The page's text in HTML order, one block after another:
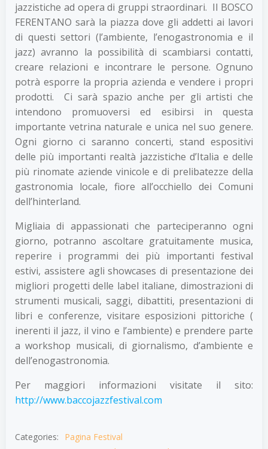
jazzistiche ad opera di gruppi straordinari. Il BOSCO
FERENTANO sarà la piazza dove gli addetti ai lavori
di questi settori (l’ambiente, l’enogastronomia e il
jazz) avranno la possibilità di scambiarsi contatti,
creare relazioni e incontrare le persone. Ognuno
potrà esporre la propria azienda e vendere i propri
prodotti. Ci sarà spazio anche per gli artisti che
intendono promuoversi ed esibirsi in questa
importante vetrina naturale e unica nel suo genere.
Ogni giorno ci saranno concerti, stand espositivi
delle più importanti realtà jazzistiche d’Italia e delle
più rinomate aziende vinicole e di prelibatezze della
gastronomia locale, fiore all’occhiello dei Comuni
dell’hinterland.
Migliaia di appassionati che parteciperanno ogni
giorno, potranno ascoltare gratuitamente musica,
reperire i programmi dei più importanti festival
estivi, assistere agli showcases di presentazione dei
migliori progetti delle label italiane, dimostrazioni di
strumenti musicali, saggi, dibattiti, presentazioni di
libri e conferenze, visitare esposizioni pittoriche (
inerenti il jazz, il vino e l’ambiente) e prendere parte
a workshop musicali, di giornalismo, d’ambiente e
dell’enogastronomia.
Per maggiori informazioni visitate il sito:
http://www.baccojazzfestival.com
Categories:
Pagina Festival